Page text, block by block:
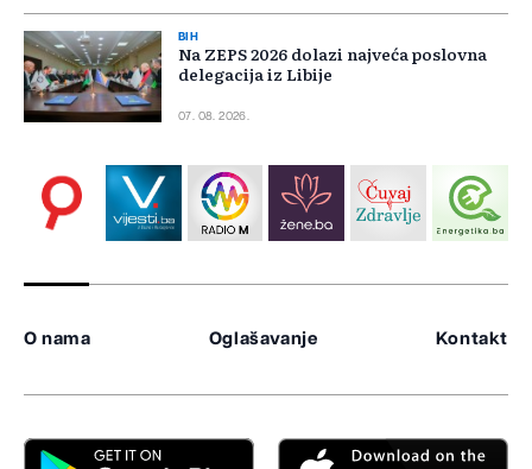
BIH
Na ZEPS 2026 dolazi najveća poslovna
delegacija iz Libije
07. 08. 2026.
O nama Oglašavanje Kontakt